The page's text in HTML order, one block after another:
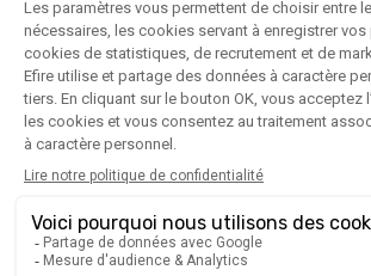
Mentions légales Politique de confidentialité
LinkedIn